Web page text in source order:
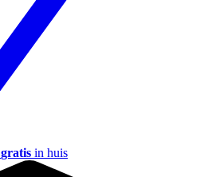
gratis in huis